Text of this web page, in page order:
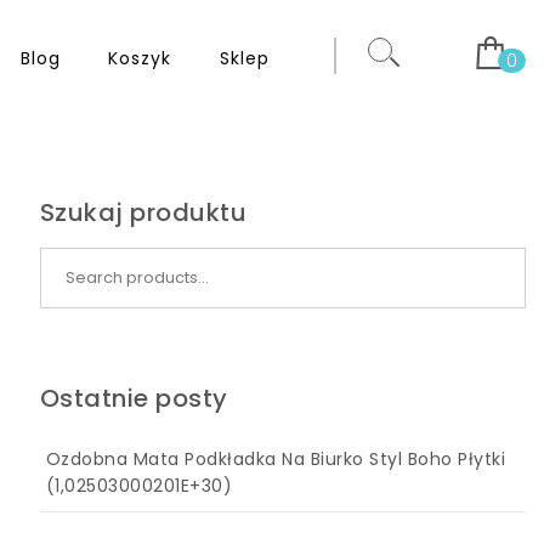
Blog Koszyk Sklep 0
Szukaj produktu
Ostatnie posty
Ozdobna Mata Podkładka Na Biurko Styl Boho Płytki
(1,02503000201E+30)